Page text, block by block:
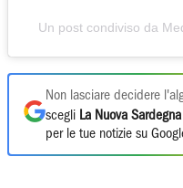
Un post condiviso da
Non lasciare decidere
scegli La Nuova Sardegna
per le tue notizie su